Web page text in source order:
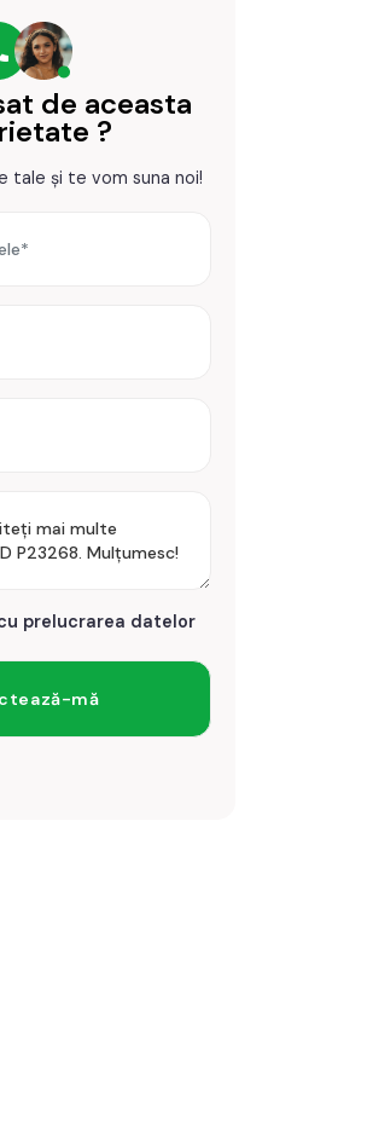
de aceasta
?
tale și te vom suna noi!
prelucrarea datelor